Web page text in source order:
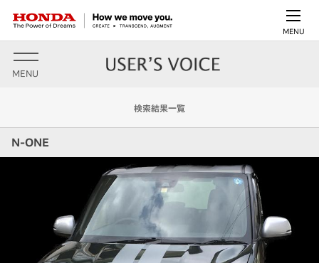
MENU
MENU
検索結果一覧
N-ONE